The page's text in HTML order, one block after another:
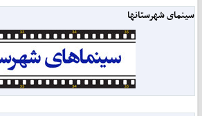
سینمای شهرستانها